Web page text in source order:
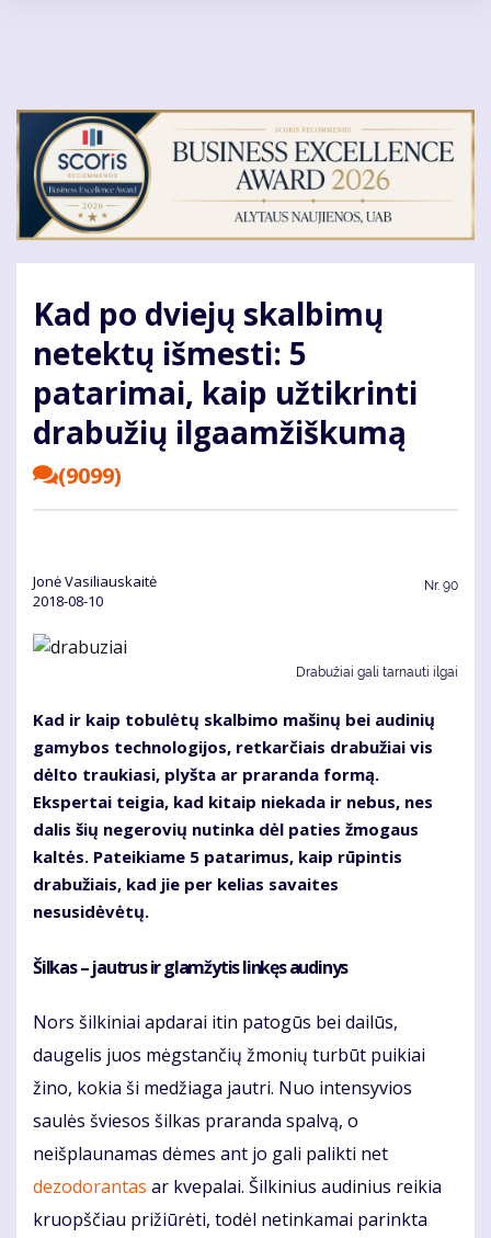
Kad po dviejų skalbimų
netektų išmesti: 5
patarimai, kaip užtikrinti
drabužių ilgaamžiškumą
(9099)
Jonė Vasiliauskaitė
2018-08-10
Nr. 90
Drabužiai gali tarnauti ilgai
Kad ir kaip tobulėtų skalbimo mašinų bei audinių
gamybos technologijos, retkarčiais drabužiai vis
dėlto traukiasi, plyšta ar praranda formą.
Ekspertai teigia, kad kitaip niekada ir nebus, nes
dalis šių negerovių nutinka dėl paties žmogaus
kaltės. Pateikiame 5 patarimus, kaip rūpintis
drabužiais, kad jie per kelias savaites
nesusidėvėtų.
Šilkas – jautrus ir glamžytis linkęs audinys
Nors šilkiniai apdarai itin patogūs bei dailūs,
daugelis juos mėgstančių žmonių turbūt puikiai
žino, kokia ši medžiaga jautri. Nuo intensyvios
saulės šviesos šilkas praranda spalvą, o
neišplaunamas dėmes ant jo gali palikti net
dezodorantas ar kvepalai. Šilkinius audinius reikia
kruopščiau prižiūrėti, todėl netinkamai parinkta